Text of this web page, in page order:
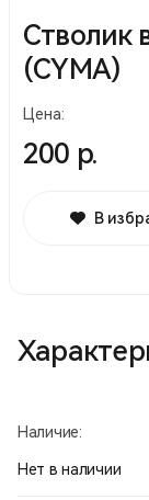
Стволик
(CYMA)
Цена:
200 р.
В
Наличие:
Нет в наличии